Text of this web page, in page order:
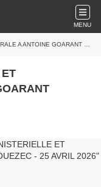
MENU
GOUEZEC - 25 AVRIL 2026